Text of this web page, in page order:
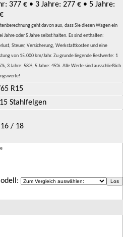
377 € • 3 Jahre: 277 € • 5 Jahre:
geht davon aus, dass Sie diesen Wagen ein
Jahre oder 5 Jahre selbst halten. Es sind enthalten:
Steuer, Versicherung, Werkstattkosten und eine
von 15.000 km/Jahr. Zu grunde liegende Restwerte: 1
3 Jahre: 58%, 5 Jahre: 45%. Alle Werte sind ausschließlich
R15
Stahlfelgen
/ 18